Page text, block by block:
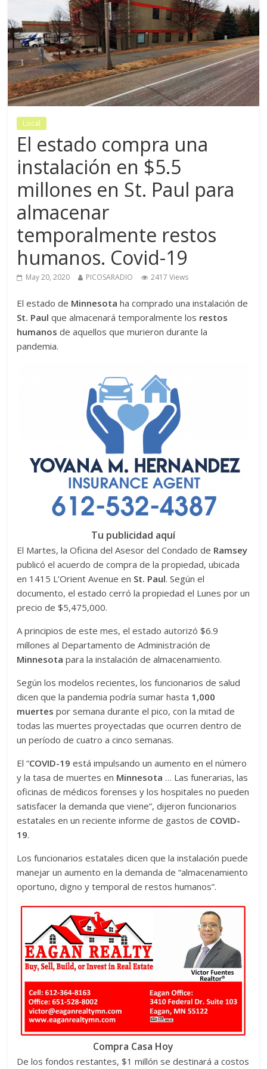
Local
El estado compra una
instalación en $5.5
millones en St. Paul para
almacenar
temporalmente restos
humanos. Covid-19
May 20, 2020 PICOSARADIO 2417 Views
El estado de Minnesota ha comprado una instalación de
St. Paul que almacenará temporalmente los restos
humanos de aquellos que murieron durante la
pandemia.
Tu publicidad aquí
El Martes, la Oficina del Asesor del Condado de Ramsey
publicó el acuerdo de compra de la propiedad, ubicada
en 1415 L’Orient Avenue en St. Paul. Según el
documento, el estado cerró la propiedad el Lunes por un
precio de $5,475,000.
A principios de este mes, el estado autorizó $6.9
millones al Departamento de Administración de
Minnesota para la instalación de almacenamiento.
Según los modelos recientes, los funcionarios de salud
dicen que la pandemia podría sumar hasta 1,000
muertes por semana durante el pico, con la mitad de
todas las muertes proyectadas que ocurren dentro de
un período de cuatro a cinco semanas.
El “COVID-19 está impulsando un aumento en el número
y la tasa de muertes en Minnesota … Las funerarias, las
oficinas de médicos forenses y los hospitales no pueden
satisfacer la demanda que viene”, dijeron funcionarios
estatales en un reciente informe de gastos de COVID-
19.
Los funcionarios estatales dicen que la instalación puede
manejar un aumento en la demanda de “almacenamiento
oportuno, digno y temporal de restos humanos”.
Compra Casa Hoy
De los fondos restantes, $1 millón se destinará a costos